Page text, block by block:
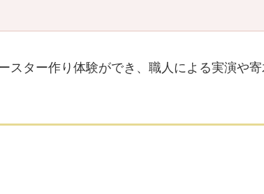
スター作り体験ができ、職人による実演や